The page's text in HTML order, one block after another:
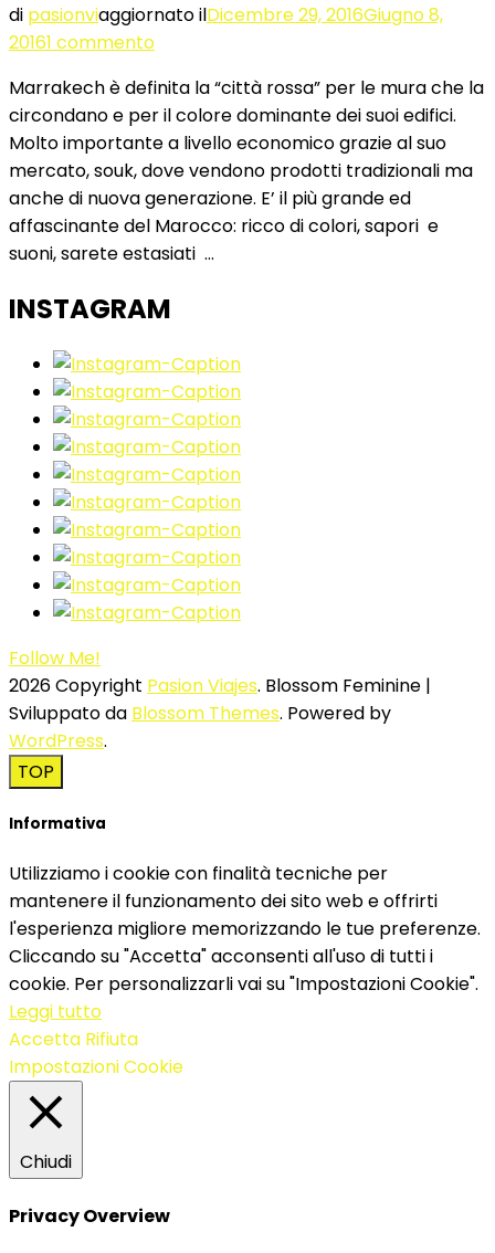
di pasionviaggiornato ilDicembre 29, 2016Giugno 8,
20161 commentosu
Marrakech:
colori,
profumi
e
sapori
Marrakech è definita la “città rossa” per le mura che la
circondano e per il colore dominante dei suoi edifici.
Molto importante a livello economico grazie al suo
mercato, souk, dove vendono prodotti tradizionali ma
anche di nuova generazione. E’ il più grande ed
affascinante del Marocco: ricco di colori, sapori e
suoni, sarete estasiati …
INSTAGRAM
Follow Me!
2026 Copyright Pasion Viajes. Blossom Feminine |
Sviluppato da Blossom Themes. Powered by
WordPress.
TOP
Informativa
Utilizziamo i cookie con finalità tecniche per
mantenere il funzionamento dei sito web e offrirti
l'esperienza migliore memorizzando le tue preferenze.
Cliccando su "Accetta" acconsenti all'uso di tutti i
cookie. Per personalizzarli vai su "Impostazioni Cookie".
Leggi tutto
Accetta Rifiuta
Impostazioni Cookie
Chiudi
Privacy Overview